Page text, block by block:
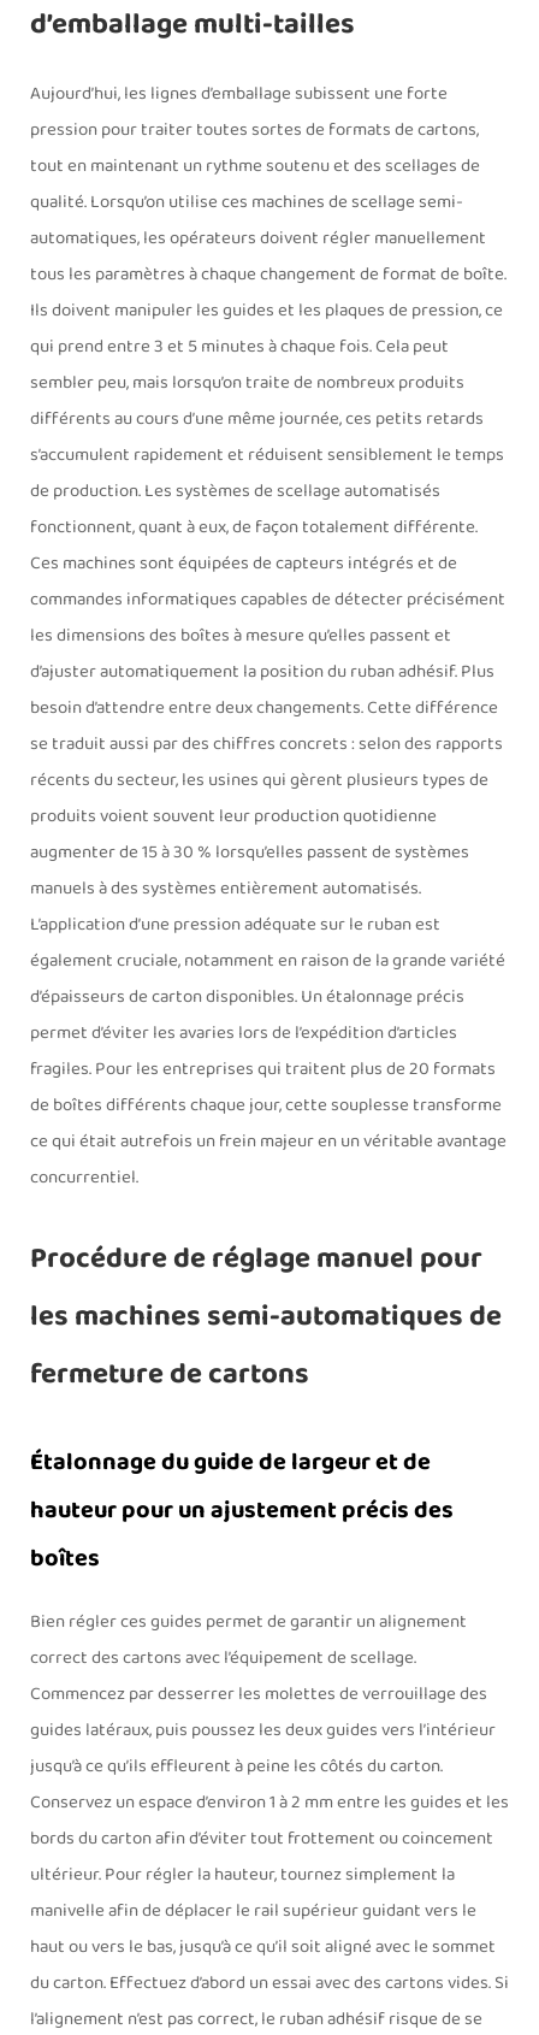
d’emballage multi-tailles
Aujourd’hui, les lignes d’emballage subissent une forte
pression pour traiter toutes sortes de formats de cartons,
tout en maintenant un rythme soutenu et des scellages de
qualité. Lorsqu’on utilise ces machines de scellage semi-
automatiques, les opérateurs doivent régler manuellement
tous les paramètres à chaque changement de format de boîte.
Ils doivent manipuler les guides et les plaques de pression, ce
qui prend entre 3 et 5 minutes à chaque fois. Cela peut
sembler peu, mais lorsqu’on traite de nombreux produits
différents au cours d’une même journée, ces petits retards
s’accumulent rapidement et réduisent sensiblement le temps
de production. Les systèmes de scellage automatisés
fonctionnent, quant à eux, de façon totalement différente.
Ces machines sont équipées de capteurs intégrés et de
commandes informatiques capables de détecter précisément
les dimensions des boîtes à mesure qu’elles passent et
d’ajuster automatiquement la position du ruban adhésif. Plus
besoin d’attendre entre deux changements. Cette différence
se traduit aussi par des chiffres concrets : selon des rapports
récents du secteur, les usines qui gèrent plusieurs types de
produits voient souvent leur production quotidienne
augmenter de 15 à 30 % lorsqu’elles passent de systèmes
manuels à des systèmes entièrement automatisés.
L’application d’une pression adéquate sur le ruban est
également cruciale, notamment en raison de la grande variété
d’épaisseurs de carton disponibles. Un étalonnage précis
permet d’éviter les avaries lors de l’expédition d’articles
fragiles. Pour les entreprises qui traitent plus de 20 formats
de boîtes différents chaque jour, cette souplesse transforme
ce qui était autrefois un frein majeur en un véritable avantage
concurrentiel.
Procédure de réglage manuel pour
les machines semi-automatiques de
fermeture de cartons
Étalonnage du guide de largeur et de
hauteur pour un ajustement précis des
boîtes
Bien régler ces guides permet de garantir un alignement
correct des cartons avec l’équipement de scellage.
Commencez par desserrer les molettes de verrouillage des
guides latéraux, puis poussez les deux guides vers l’intérieur
jusqu’à ce qu’ils effleurent à peine les côtés du carton.
Conservez un espace d’environ 1 à 2 mm entre les guides et les
bords du carton afin d’éviter tout frottement ou coincement
ultérieur. Pour régler la hauteur, tournez simplement la
manivelle afin de déplacer le rail supérieur guidant vers le
haut ou vers le bas, jusqu’à ce qu’il soit aligné avec le sommet
du carton. Effectuez d’abord un essai avec des cartons vides. Si
l’alignement n’est pas correct, le ruban adhésif risque de se